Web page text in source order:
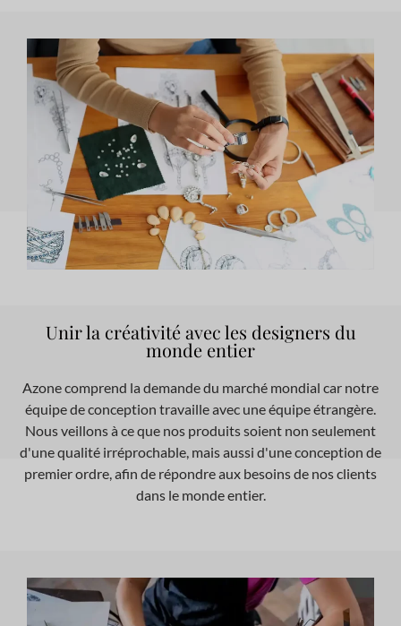
Unir la créativité avec les designers du
monde entier
Azone comprend la demande du marché mondial car notre
équipe de conception travaille avec une équipe étrangère.
Nous veillons à ce que nos produits soient non seulement
d'une qualité irréprochable, mais aussi d'une conception de
premier ordre, afin de répondre aux besoins de nos clients
dans le monde entier.